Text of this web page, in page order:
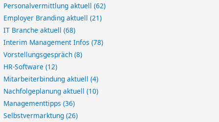
Personalvermittlung aktuell(62)
Employer Branding aktuell(21)
IT Branche aktuell(68)
Interim Management Infos(78)
Vorstellungsgespräch(8)
HR-Software(12)
Mitarbeiterbindung aktuell(4)
Nachfolgeplanung aktuell(10)
Managementtipps(36)
Selbstvermarktung(26)